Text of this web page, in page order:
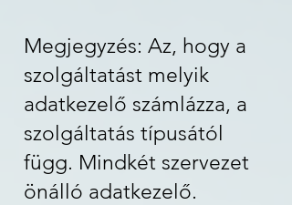
Megjegyzés: Az, hogy a
szolgáltatást melyik
adatkezelő számlázza, a
szolgáltatás típusától
függ. Mindkét szervezet
önálló adatkezelő.